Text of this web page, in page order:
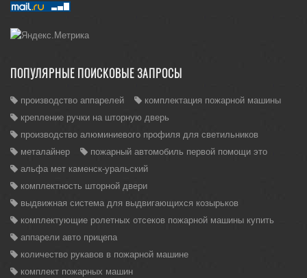
ПОПУЛЯРНЫЕ ПОИСКОВЫЕ ЗАПРОСЫ
производство аппарелей
комплектация пожарной машины
крепление ручки на шторную дверь
производство алюминиевого профиля для светильников
металайнер
пожарный автомобиль первой помощи это
альфа мет каменск-уральский
комплектность шторной двери
выдвижная система для выдвигающихся козырьков
комплектующие ролетных отсеков пожарной машины купить
аппарели авто прицепа
количество рукавов в пожарной машине
комплект пожарных машин